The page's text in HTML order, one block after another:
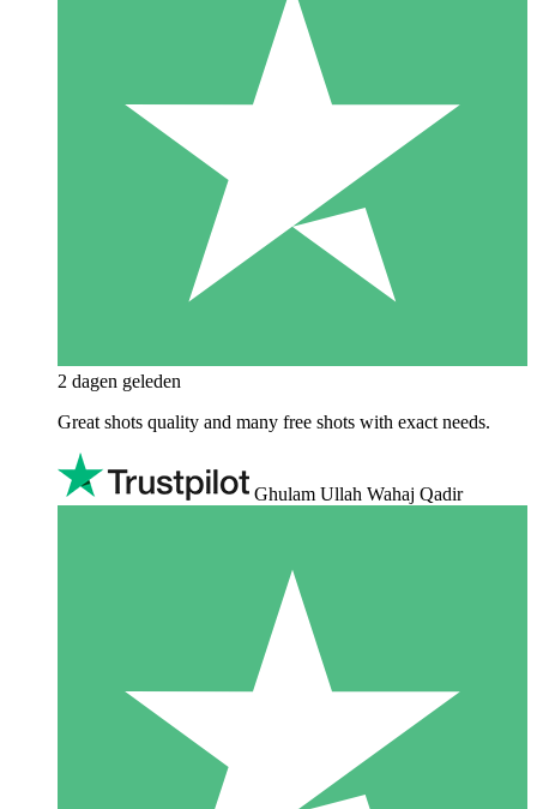
2 dagen geleden
Great shots quality and many free shots with exact needs.
Ghulam Ullah Wahaj Qadir